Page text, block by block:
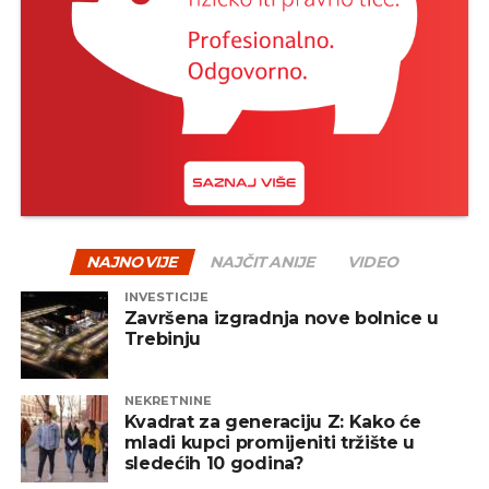
istorija je više puta pokazala da su strpljivi investitori
na kraju često nagrađeni.
Jedan od načina za ublažavanje rizika jeste
diverzifikacija – odnosno raspodjela sredstava na
mješovite i alternativne fondove. Na taj način se
smanjuje zavisnost od jednog tržišta ili sektora, a
Zaključak
NAJNOVIJE NAJČITANIJE VIDEO
INVESTICIJE
Završena izgradnja nove bolnice u
Trebinju
NEKRETNINE
Kvadrat za generaciju Z: Kako će
mladi kupci promijeniti tržište u
sledećih 10 godina?